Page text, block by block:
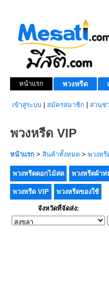
หน้าแรก พวงหรีด
เข้าสู่ระบบ สมัครสมาชิก ส่วนช่
พวงหรีด VIP
หน้าแรก > สินค้าทั้งหมด > พวงหรี
พวงหรีดดอกไม้สด พวงหรีดผ้าห่
พวงหรีด VIP พวงหรีดของใช้
จังหวัดที่จัดส่ง: